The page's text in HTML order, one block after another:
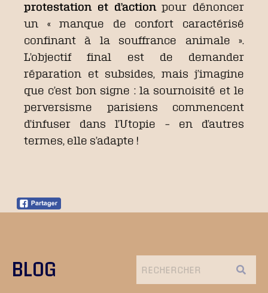
protestation et d’actionpour dénoncer
un « manque de confort caractérisé
confinant à la souffrance animale ».
L’objectif final est de demander
réparation et subsides, mais j’imagine
que c’est bon signe : la sournoisité et le
perversisme parisiens commencent
d’infuser dans l’Utopie – en d’autres
termes, elle s’adapte !
BLOG